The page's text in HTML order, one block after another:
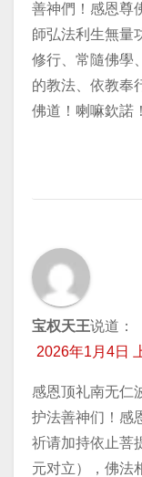
善神們！感恩尊
師弘法利生無量
修行、常隨佛學
的教法、依教奉
佛道！喇嘛欽諾
宝权天王说道：
2026年1月4日
感恩顶礼南无仁
护法善神们！感
祈请加持​依止菩
元对立），佛法